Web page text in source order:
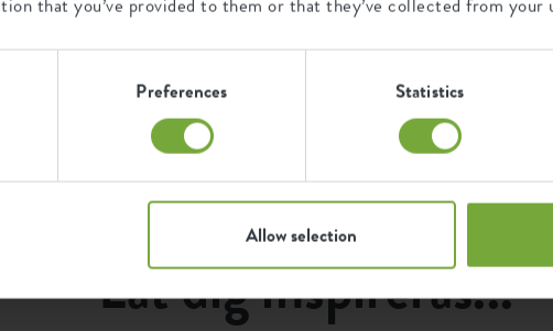
Preferences Statistics
Allow selection
Frost resistant
Låt dig inspireras...